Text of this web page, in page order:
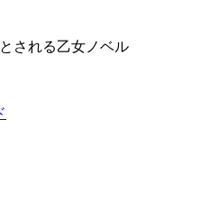
される乙女ノベル